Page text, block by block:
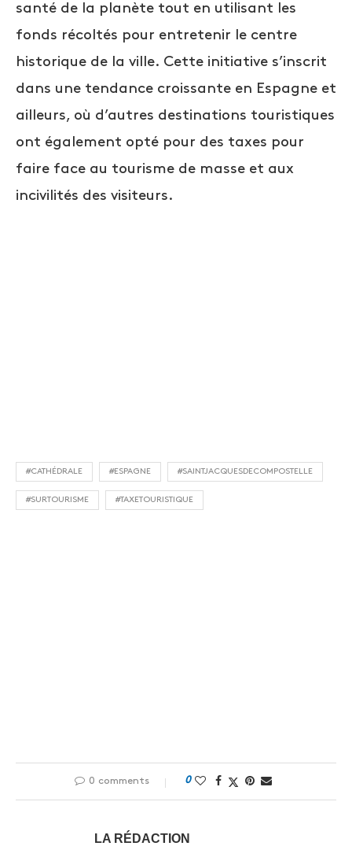
santé de la planète tout en utilisant les
fonds récoltés pour entretenir le centre
historique de la ville. Cette initiative s’inscrit
dans une tendance croissante en Espagne et
ailleurs, où d’autres destinations touristiques
ont également opté pour des taxes pour
faire face au tourisme de masse et aux
incivilités des visiteurs.
#CATHÉDRALE #ESPAGNE #SAINTJACQUESDECOMPOSTELLE
#SURTOURISME #TAXETOURISTIQUE
0 comments 0
LA RÉDACTION